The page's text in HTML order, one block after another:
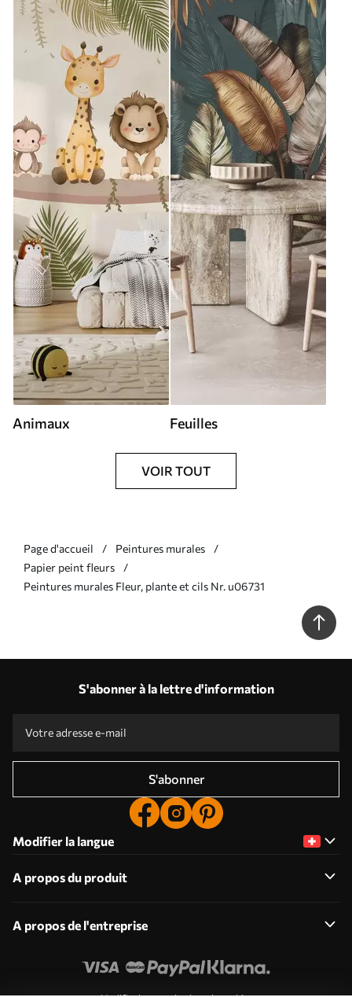
Animaux Feuilles
VOIR TOUT
Page d'accueil
Peintures murales
Papier peint fleurs
Peintures murales Fleur, plante et cils Nr. u06731
S'abonner à la lettre d'information
S'abonner
Modifier la langue
A propos du produit
A propos de l'entreprise